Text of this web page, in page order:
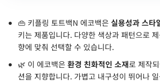
👜 키플링 토트백N 에코백은 실용성과 스타
키는 제품입니다. 다양한 색상과 패턴으로
향에 맞춰 선택할 수 있습니다.
🌿 이 에코백은 환경 친화적인 소재로 제작
션을 지향합니다. 가볍고 내구성이 뛰어나